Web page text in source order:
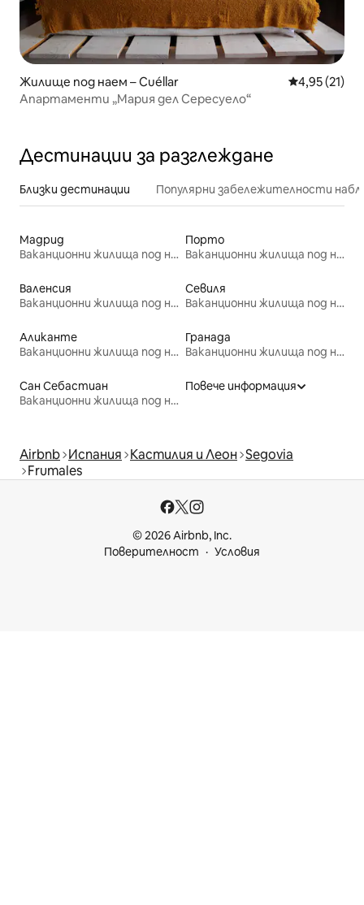
Жилище под наем – Cuéllar Средна
4,95 (21)
Апартаменти „Мария дел Сересуело“
Дестинации за разглеждане
Близки дестинации Популярни забележителности
Мадрид
Ваканционни жилища под наем
Порто
Ваканционни жилища под наем
Валенсия
Ваканционни жилища под наем
Севиля
Ваканционни жилища под наем
Аликанте
Ваканционни жилища под наем
Гранада
Ваканционни жилища под наем
Сан Себастиан
Ваканционни жилища под наем
Повече информация
Airbnb Испания Кастилия и Леон Segovia
Frumales
© 2026 Airbnb, Inc.
Поверителност
Условия